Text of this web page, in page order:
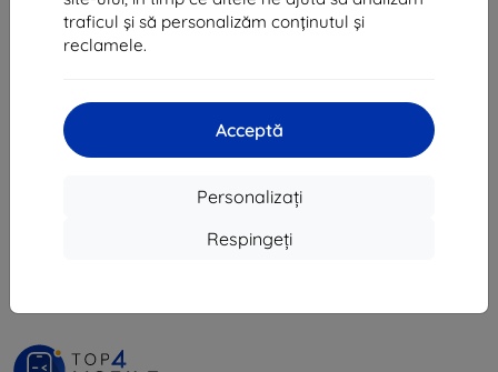
traficul și să personalizăm conținutul și
reclamele.
Acceptă
Personalizați
Respingeți
196 lei 165 lei